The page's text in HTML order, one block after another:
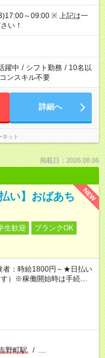
09:00 ※ 上記は一
い！
躍中 / シフト勤務 / 10名以
ンスキル不要
詳細へ
ネット
掲載日：2026.08.06
NEW
い】おばあち
生歓迎
ブランクOK
：時給1800円～★日払い
）※稼働開始時は手続き完
野町駅 / …